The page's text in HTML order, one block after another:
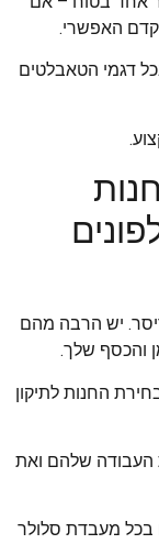
האפשרי.
דגמי הטאבלטים
יש הרבה מהם
והכסף שלך.
החנות לתיקון
העבודה שלהם ואת
בכל מעבדת סלולר